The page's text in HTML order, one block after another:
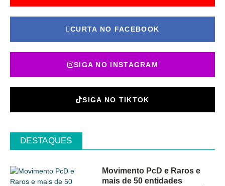
CURTA NO FACEBOOK
SIGA NO INSTAGRAM
SIGA NO TIKTOK
DESTAQUES
Movimento PcD e Raros e
mais de 50 entidades